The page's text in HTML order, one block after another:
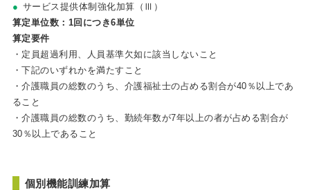
サービス提供体制強化加算（Ⅲ）
算定単位数：1回につき6単位
算定要件
・定員超過利用、人員基準欠如に該当しないこと
・下記のいずれかを満たすこと
・介護職員の総数のうち、介護福祉士の占める割合が40％以上であ
ること
・介護職員の総数のうち、勤続年数が7年以上の者が占める割合が
30％以上であること
個別機能訓練加算